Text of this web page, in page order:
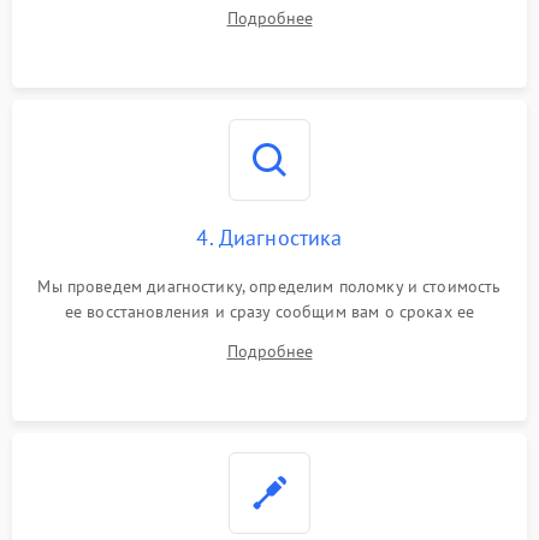
Подробнее
4. Диагностика
Мы проведем диагностику, определим поломку и стоимость
ее восстановления и сразу сообщим вам о сроках ее
Подробнее